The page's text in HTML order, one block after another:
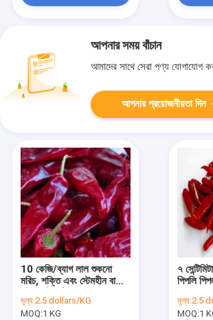
আপনার সময় বাঁচান
আমাদের সাথে সেরা পণ্য যোগাযোগ
আপনার প্রয়োজনীয়তা দিন
10 কেজি/ব্যাগ লাল শুকনো
মরিচ, শক্তি এবং স্টেমহীন বা
মূল্য:2.5 dollars/KG
MOQ:1 KG
৭
পিপলি
মূল্য:2.5
MOQ:1